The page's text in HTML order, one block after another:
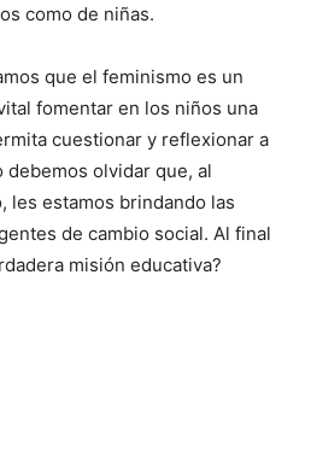
como de niñas.
que el feminismo es un
fomentar en los niños una
cuestionar y reflexionar a
debemos olvidar que, al
les estamos brindando las
de cambio social. Al final
misión educativa?